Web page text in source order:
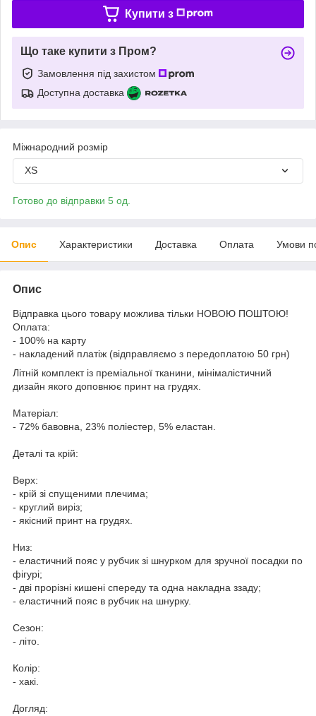
Купити з
Що таке купити з Пром?
Замовлення під захистом
Доступна доставка
Міжнародний розмір
XS
Готово до відправки 5 од.
Опис Характеристики Доставка Оплата Умови
Опис
Відправка цього товару можлива тільки НОВОЮ ПОШТОЮ!
Оплата:
- 100% на карту
- накладений платіж (відправляємо з передоплатою 50 грн)
Літній комплект із преміальної тканини, мінімалістичний
дизайн якого доповнює принт на грудях.
Матеріал:
- 72% бавовна, 23% поліестер, 5% еластан.
Деталі та крій:
Верх:
- крій зі спущеними плечима;
- круглий виріз;
- якісний принт на грудях.
Низ:
- еластичний пояс у рубчик зі шнурком для зручної посадки по
фігурі;
- дві прорізні кишені спереду та одна накладна ззаду;
- еластичний пояс в рубчик на шнурку.
Сезон:
- літо.
Колір:
- хакі.
Догляд: